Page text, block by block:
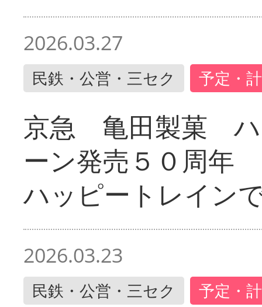
2026.03.27
民鉄・公営・三セク 予定・
京急 亀田製菓 ハ
ーン発売５０周年
ハッピートレイン
2026.03.23
民鉄・公営・三セク 予定・